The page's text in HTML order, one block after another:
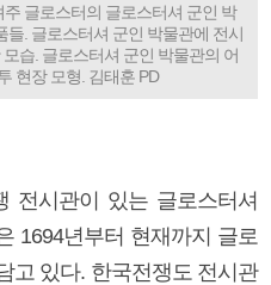
글로스터의 글로스터셔 군인 박
. 글로스터셔 군인 박물관에 전시
습. 글로스터셔 군인 박물관의 어
현장 모형. 김태훈 PD
전시관이 있는 글로스터셔
1694년부터 현재까지 글로
고 있다. 한국전쟁도 전시관